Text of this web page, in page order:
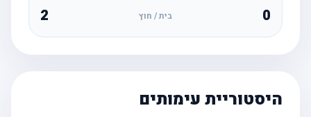
בית / חוץ
היסטוריית עימותים